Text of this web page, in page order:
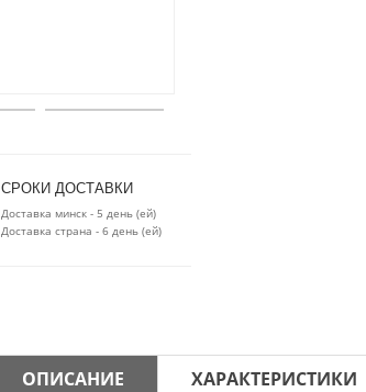
СРОКИ ДОСТАВКИ
Доставка минск - 5 день (ей)
Доставка страна - 6 день (ей)
ОПИСАНИЕ ХАРАКТЕРИСТИКИ